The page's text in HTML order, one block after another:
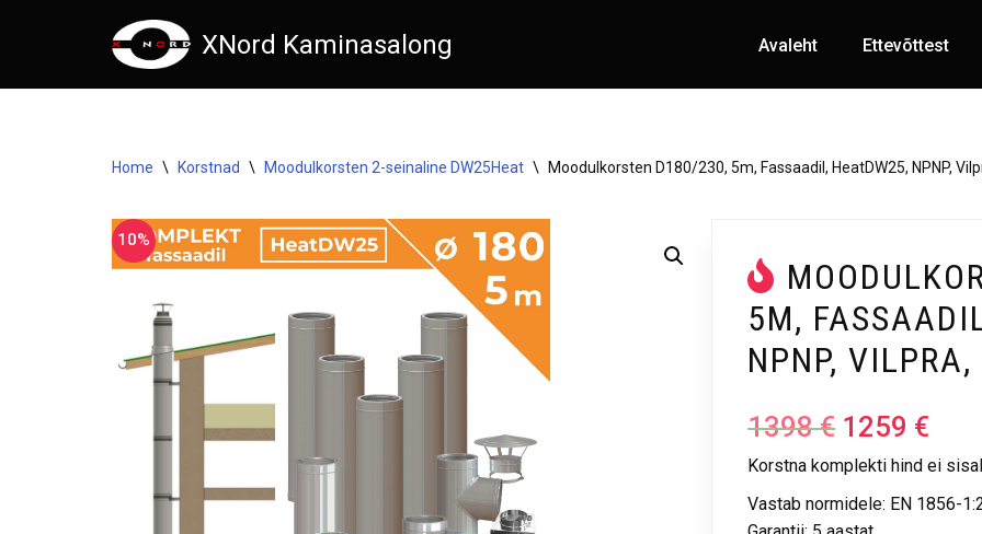
to
XNord Kaminasalong Avaleht Ettevõttest
Home \ Korstnad \ Moodulkorsten 2-seinaline DW25Heat \ Moodulkorsten D180/230, 5m, Fassaadil, HeatDW25, NPNP,
10%
5M,
NPNP,
1398€ 1259 €
Korstna komplekti hind ei
Vastab normidele: EN 1856-